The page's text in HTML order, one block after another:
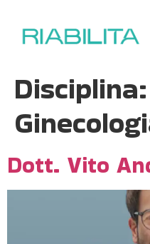
Disciplina:
Dott. Vito